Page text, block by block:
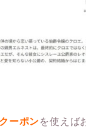
ーポンを使えば